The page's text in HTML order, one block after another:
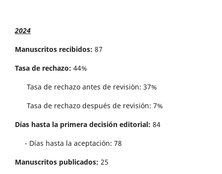
2024
Manuscritos recibidos: 87
Tasa de rechazo: 44%
Tasa de rechazo antes de revisi´on: 37%
Tasa de rechazo después de revisión: 7%
Días hasta la primera decisión editorial: 84
- Días hasta la aceptación: 78
Manuscritos publicados: 25